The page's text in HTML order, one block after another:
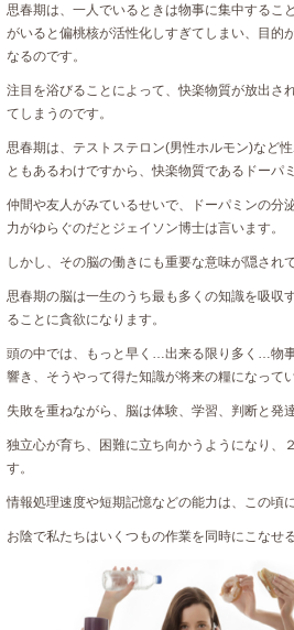
思春期は、一人でいるときは物事に集中するこ
がいると偏桃核が活性化しすぎてしまい、目的
なるのです。
注目を浴びることによって、快楽物質が放出さ
てしまうのです。
思春期は、テストステロン(男性ホルモン)など
ともあるわけですから、快楽物質であるドーパ
仲間や友人がみているせいで、ドーパミンの分
力がゆらぐのだとジェイソン博士は言います。
しかし、その脳の働きにも重要な意味が隠され
思春期の脳は一生のうち最も多くの知識を吸収
ることに貪欲になります。
頭の中では、もっと早く…出来る限り多く…物
響き、そうやって得た知識が将来の糧になって
失敗を重ねながら、脳は体験、学習、判断と発
独立心が育ち、困難に立ち向かうようになり、
す。
情報処理速度や短期記憶などの能力は、この頃
お陰で私たちはいくつもの作業を同時にこなせ